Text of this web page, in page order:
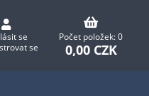
se
se
Počet položek: 0
0,00 CZK